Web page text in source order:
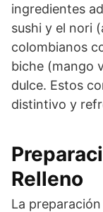
ingredientes
sushi y el nori
colombianos
biche (mango
dulce. Estos
distintivo y
Relleno
La